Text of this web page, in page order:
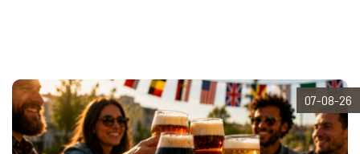
07-08-26